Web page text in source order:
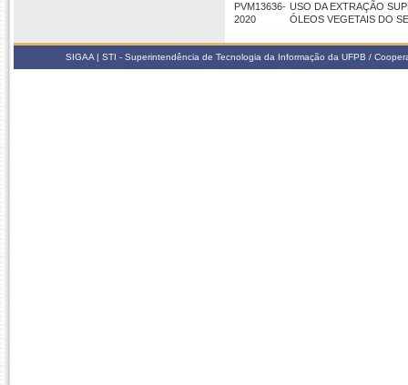
PVM13636-
2020
USO DA EXTRAÇÃO
ÓLEOS VEGETAIS DO
SIGAA | STI - Superintendência de Tecnologia da Informação da UFPB /